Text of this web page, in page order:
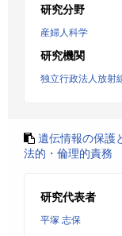
研究分野
産婦人科学
研究機関
独立行政法人放射
遺伝情報の保護
法的・倫理的責務
研究代表者
平塚 志保